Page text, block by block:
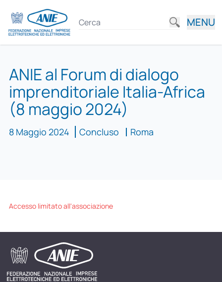
MENU
ANIE al Forum di dialogo
imprenditoriale Italia-Africa
(8 maggio 2024)
8 Maggio 2024 Concluso Roma
Accesso limitato all'associazione